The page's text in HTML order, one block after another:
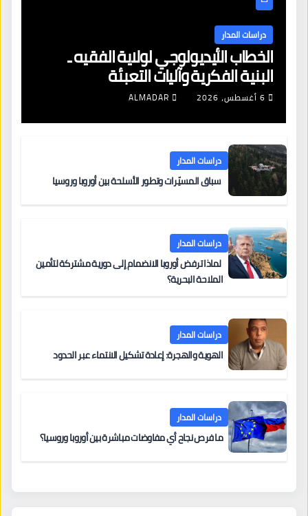
دراسات المدار
الخطاب الأيديولوجي لولاية الفقيه ـ
البنية الفكرية وآليات التعبئة
6 أغسطس، 2026 ALMADAR
دراسات المدار
سباق المسيّرات وتطور الأسلحة بين أوروبا وروسيا
دراسات المدار
لماذا ترفض أوروبا الانضمام إلى دورية مشتركة لتأمين
الملاحة البحرية؟
دراسات المدار
الهوية والهجرة: إعادة تشكيل الانتماء عبر الحدود
دراسات المدار
ما فرص نجاح أي مفاوضات مباشرة بين أوروبا وروسيا؟